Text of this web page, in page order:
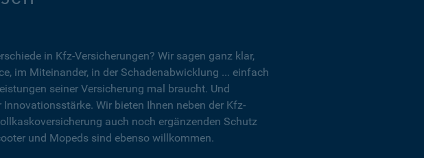
in Kfz-Versicherungen? Wir sagen ganz klar,
im Miteinander, in der Schadenabwicklung ... einfach
seiner Versicherung mal braucht. Und
Wir bieten Ihnen neben der Kfz-
auch noch ergänzenden Schutz
und Mopeds sind ebenso willkommen.